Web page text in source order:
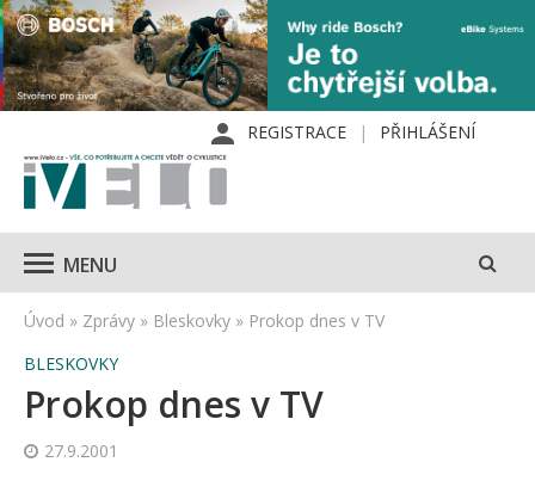
REGISTRACE PŘIHLÁŠENÍ
MENU
Úvod » Zprávy » Bleskovky » Prokop dnes v TV
BLESKOVKY
Prokop dnes v TV
27.9.2001